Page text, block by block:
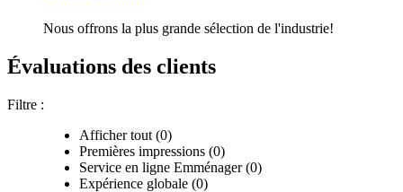
Nous offrons la plus grande sélection de l'industrie!
Évaluations des clients
Filtre :
Afficher tout (0)
Premières impressions (0)
Service en ligne Emménager (0)
Expérience globale (0)